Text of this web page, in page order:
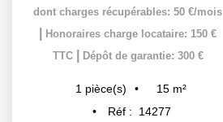
dont charges récupérables: 50 €/mois
Honoraires charge locataire: 150 €
TTC
Dépôt de garantie: 300 €
1 pièce(s) 15 m²
Réf :
14277